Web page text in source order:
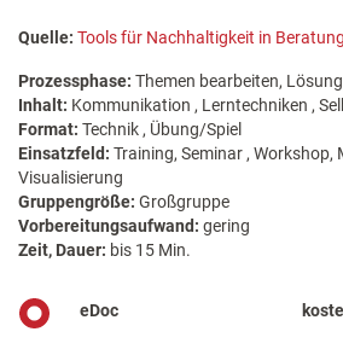
Quelle: Tools für Nachhaltigkeit in
Prozessphase: Themen bearbeiten,
Inhalt: Kommunikation , Lerntechniken ,
Format: Technik , Übung/Spiel
Einsatzfeld: Training, Seminar , Workshop,
Visualisierung
Gruppengröße: Großgruppe
Vorbereitungsaufwand: gering
Zeit, Dauer: bis 15 Min.
eDoc